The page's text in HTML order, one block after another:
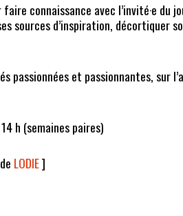
connaissance avec l’invité·e du
sources d’inspiration, décortiquer
passionnées et passionnantes, sur
h (semaines paires)
LODIE]